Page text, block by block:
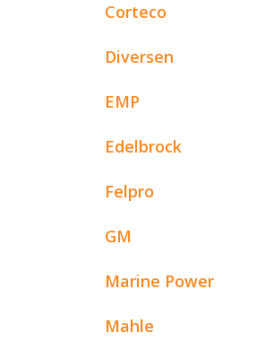
Corteco
Diversen
EMP
Edelbrock
Felpro
GM
Marine Power
Mahle